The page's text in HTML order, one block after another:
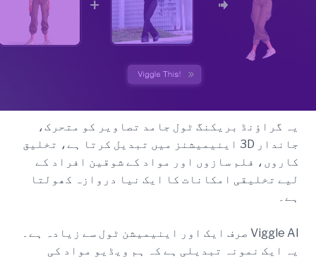
یہ گراؤنڈ بریکنگ ٹول جامد تصاویر کو متحرک،
جاندار 3D اینیمیشنز میں تبدیل کرتا ہے، تخلیق
کاروں، فلم سازوں اور مواد کے شوقین افراد کے
لیے تخلیقی امکانات کا ایک نیا دروازہ کھولتا
ہے۔
Viggle AI صرف ایک اور اینیمیشن ٹول سے زیادہ ہے۔
یہ ایک نمونہ تبدیلی ہے کہ ہم ویڈیو مواد کی